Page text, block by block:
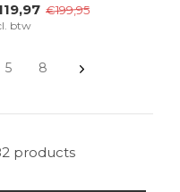
€199,95
btw
5 8
products